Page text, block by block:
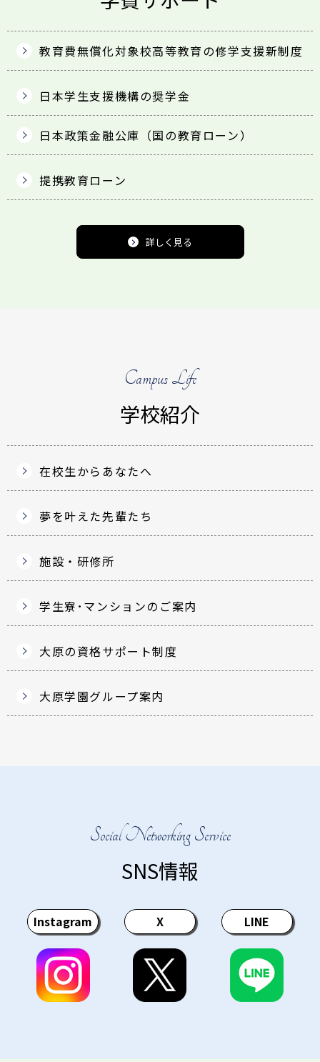
教育費無償化対象校高等教育の修学支援新制度
日本学生支援機構の奨学金
日本政策金融公庫 （国の教育ローン）
提携教育ローン
詳しく見る
Campus Life
学校紹介
在校生からあなたへ
夢を叶えた先輩たち
施設・研修所
学生寮･マンションのご案内
大原の資格サポート制度
大原学園グループ案内
Social Networking Service
SNS情報
Instagram X LINE